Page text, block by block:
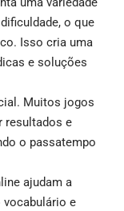
o que
Isso cria uma
e soluções
Muitos jogos
resultados e
o passatempo
ajudam a
vocabulário e